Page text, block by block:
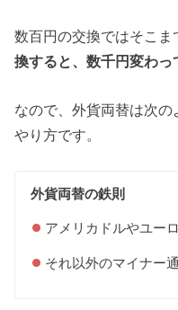
数百円の交換ではそこ
換すると、数千円変わっ
なので、外貨両替は次
やり方です。
外貨両替の鉄則
アメリカドルやユー
それ以外のマイナー